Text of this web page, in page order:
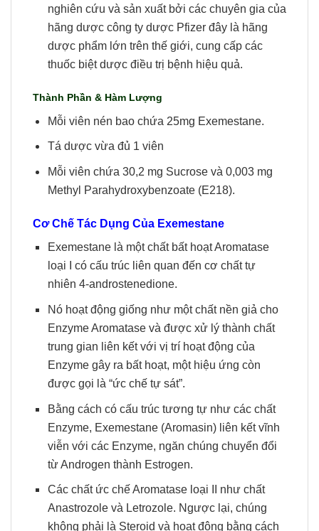
nghiên cứu và sản xuất bởi các chuyên gia của
hãng dược công ty dược Pfizer đây là hãng
dược phẩm lớn trên thế giới, cung cấp các
thuốc biệt dược điều trị bệnh hiệu quả.
Thành Phần & Hàm Lượng
Mỗi viên nén bao chứa 25mg Exemestane.
Tá dược vừa đủ 1 viên
Mỗi viên chứa 30,2 mg Sucrose và 0,003 mg
Methyl Parahydroxybenzoate (E218).
Cơ Chế Tác Dụng Của Exemestane
Exemestane là một chất bất hoạt Aromatase
loại I có cấu trúc liên quan đến cơ chất tự
nhiên 4-androstenedione.
Nó hoạt động giống như một chất nền giả cho
Enzyme Aromatase và được xử lý thành chất
trung gian liên kết với vị trí hoạt động của
Enzyme gây ra bất hoạt, một hiệu ứng còn
được gọi là “ức chế tự sát”.
Bằng cách có cấu trúc tương tự như các chất
Enzyme, Exemestane (Aromasin) liên kết vĩnh
viễn với các Enzyme, ngăn chúng chuyển đổi
từ Androgen thành Estrogen.
Các chất ức chế Aromatase loại II như chất
Anastrozole và Letrozole. Ngược lại, chúng
không phải là Steroid và hoạt động bằng cách